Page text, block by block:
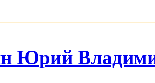
Юрий